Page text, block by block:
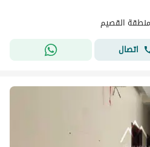
اتصال